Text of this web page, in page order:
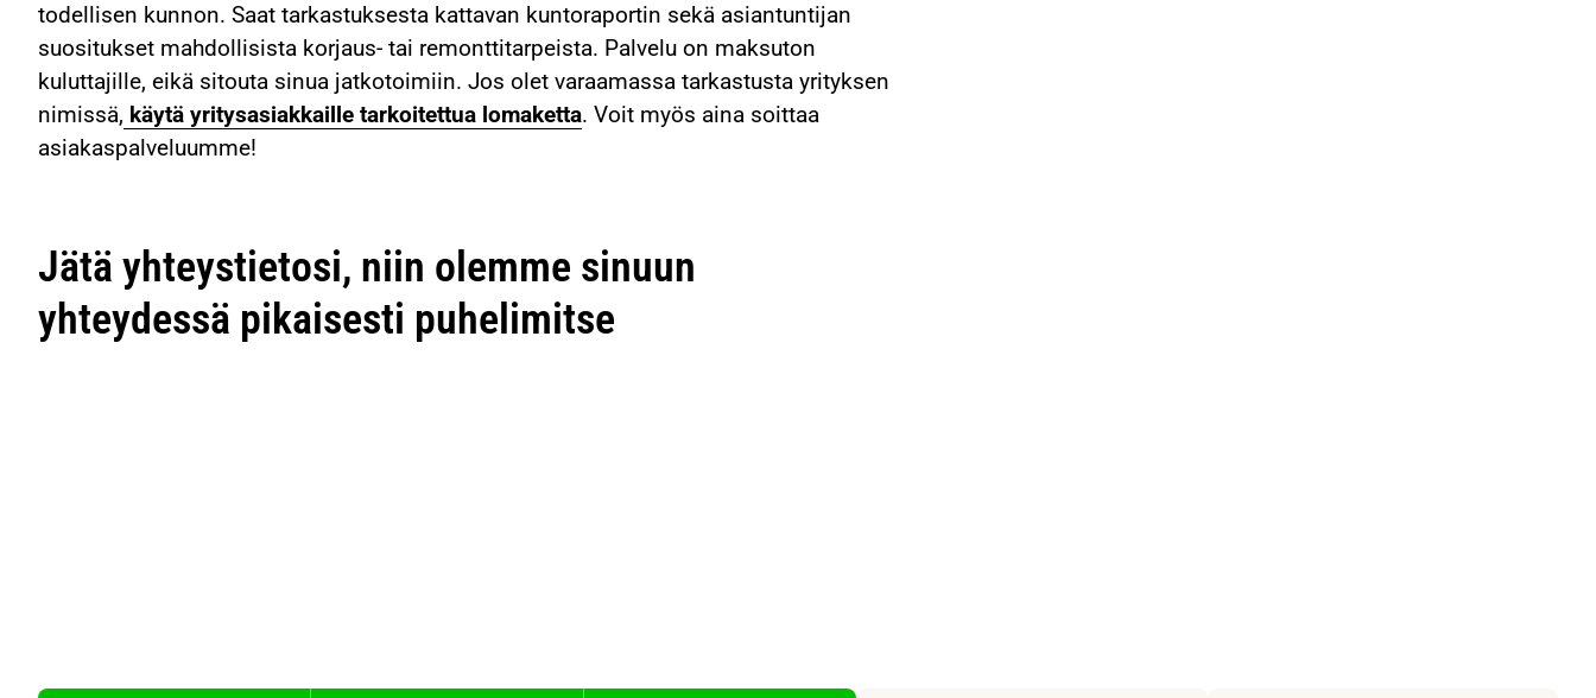
todellisen kunnon. Saat tarkastuksesta kattavan kuntoraportin sekä asiantuntijan
suositukset mahdollisista korjaus- tai remonttitarpeista. Palvelu on maksuton
kuluttajille, eikä sitouta sinua jatkotoimiin. Jos olet varaamassa tarkastusta yrityksen
nimissä, käytä yritysasiakkaille tarkoitettua lomaketta. Voit myös aina soittaa
asiakaspalveluumme!
Jätä yhteystietosi, niin olemme sinuun
yhteydessä pikaisesti puhelimitse